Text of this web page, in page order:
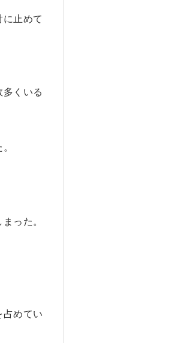
止めて
くいる
った。
めてい